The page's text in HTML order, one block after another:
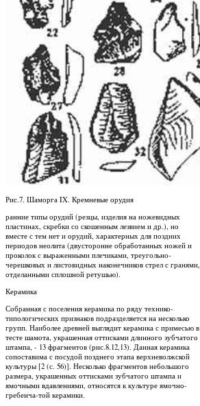
Рис.7. Шаморга IX. Кремневые орудия
ранние типы орудий (резцы, изделия на ножевидных
пластинах, скребки со скошенным лезвием и др.), но
вместе с тем нет и орудий, характерных для поздних
периодов неолита (двусторонне обработанных ножей и
проколок с выраженными плечиками, треугольно-
черешковых и листовидных наконечников стрел с гранями,
отделанными сплошной ретушью).
Керамика
Собранная с поселения керамика по ряду технико-
типологических признаков подразделяется на несколько
групп. Наиболее древней выглядит керамика с примесью в
тесте шамота, украшенная оттисками длинного зубчатого
штампа, - 13 фрагментов (рис.8.12,13). Данная керамика
сопоставима с посудой позднего этапа верхневолжской
культуры [2 (с. 56)]. Несколько фрагментов небольшого
размера, украшенных оттисками зубчатого штампа и
ямочными вдавлениями, относятся к культуре ямочно-
гребенча-той керамики.